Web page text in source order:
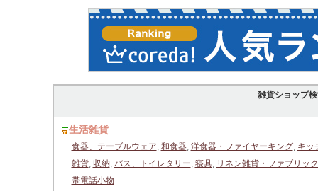
雑貨ショップ
生活雑貨
食器、テーブルウェア, 和食器, 洋食器・ファイヤーキング, キッ
雑貨, 収納, バス、トイレタリー, 寝具, リネン雑貨・ファブリック
帯電話小物